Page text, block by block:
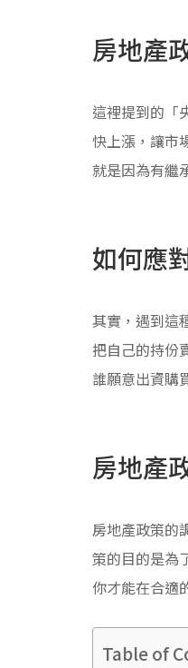
房地產
這裡提到的「
快上漲，讓市
就是因為有繼
如何應
其實，遇到這
把自己的持份
誰願意出資購
房地產
房地產政策的
策的目的是為
你才能在合適
Table of